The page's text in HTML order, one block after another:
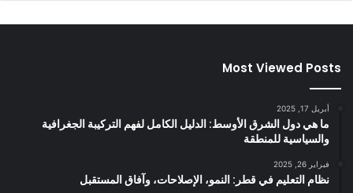
Most Viewed Posts
أبريل 17, 2025
ما هي دول الشرق الأوسط: الدليل الكامل لفهم التركيبة الجغرافية
والسياسية للمنطقة
فبراير 26, 2025
نظام التعليم في قطر: النمو، الإصلاحات، وآفاق المستقبل